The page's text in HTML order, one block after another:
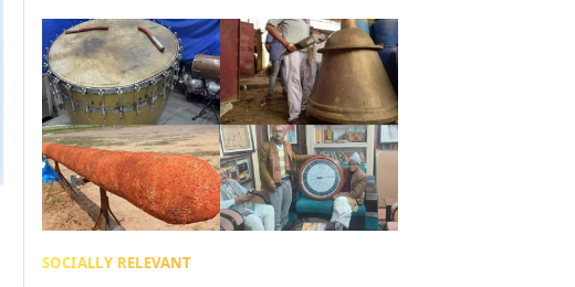
SOCIALLY RELEVANT